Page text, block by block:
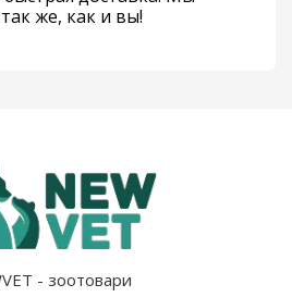
же, как и вы!
- зоотовари